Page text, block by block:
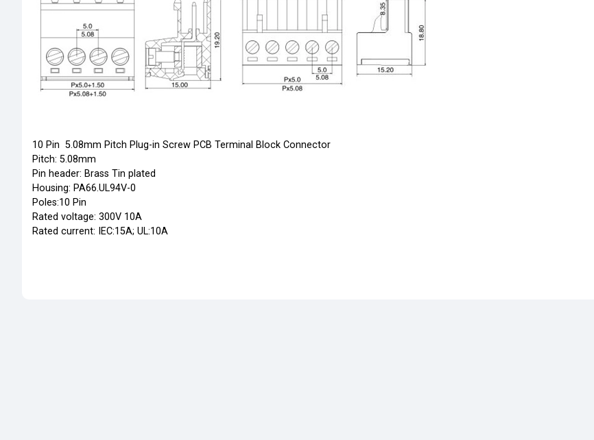
10 Pin 5.08mm Pitch Plug-in Screw PCB Terminal Block Connector
Pitch: 5.08mm
Pin header: Brass Tin plated
Housing: PA66.UL94V-0
Poles:10 Pin
Rated voltage: 300V 10A
Rated current: IEC:15A; UL:10A